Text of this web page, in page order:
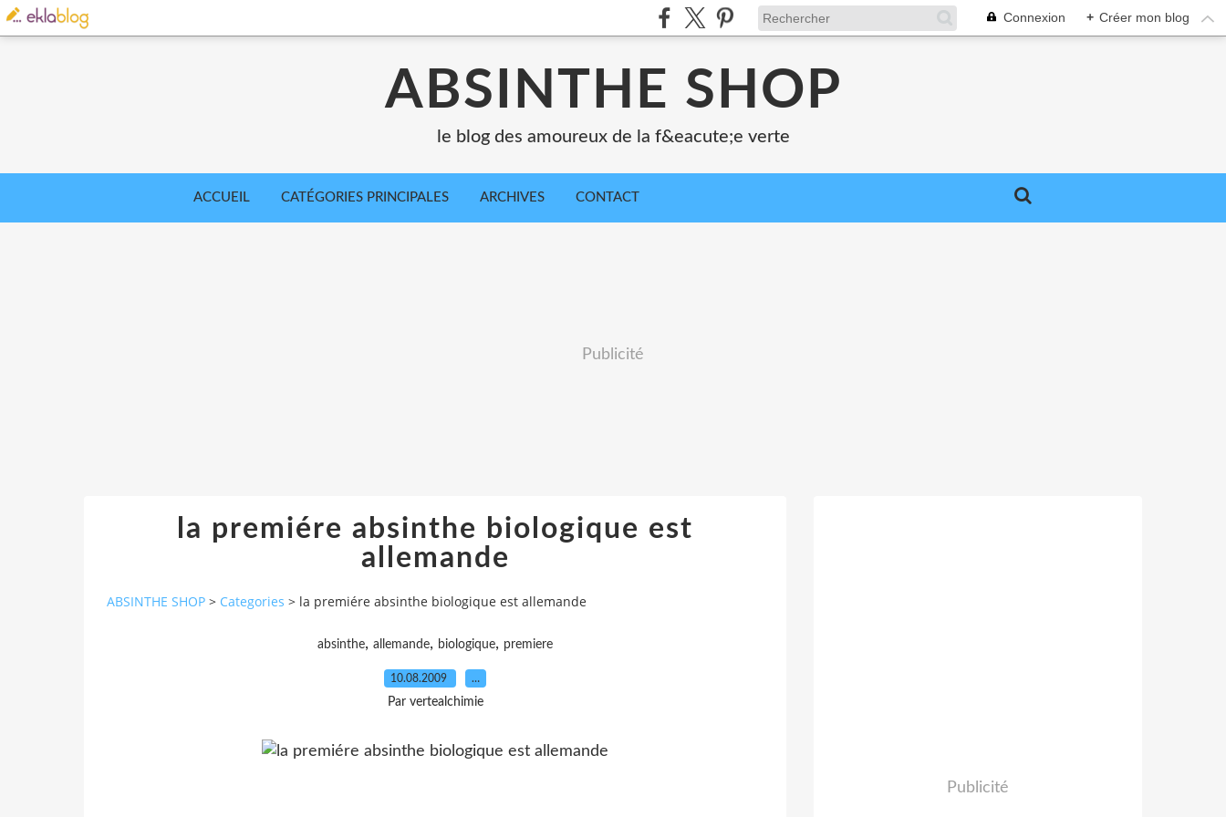
Connexion + Créer mon blog
ABSINTHE SHOP
le blog des amoureux de la f&eacute;e verte
ACCUEIL CATÉGORIES PRINCIPALES ARCHIVES CONTACT
Publicité
la premiére absinthe biologique est
allemande
ABSINTHE SHOP > Categories > la premiére absinthe biologique est allemande
absinthe, allemande, biologique, premiere
10.08.2009 …
Par vertealchimie
Publicité